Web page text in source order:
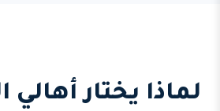
لماذا يختار أهالي